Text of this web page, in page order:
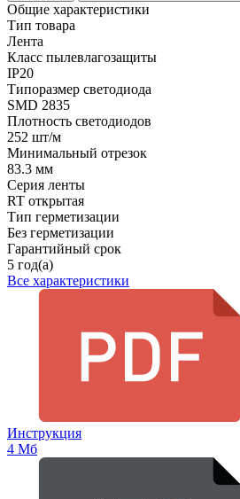
Общие характеристики
Тип товара
Лента
Класс пылевлагозащиты
IP20
Типоразмер светодиода
SMD 2835
Плотность светодиодов
252 шт/м
Минимальный отрезок
83.3 мм
Серия ленты
RT открытая
Тип герметизации
Без герметизации
Гарантийный срок
5 год(а)
Все характеристики
Инструкция
4 Мб